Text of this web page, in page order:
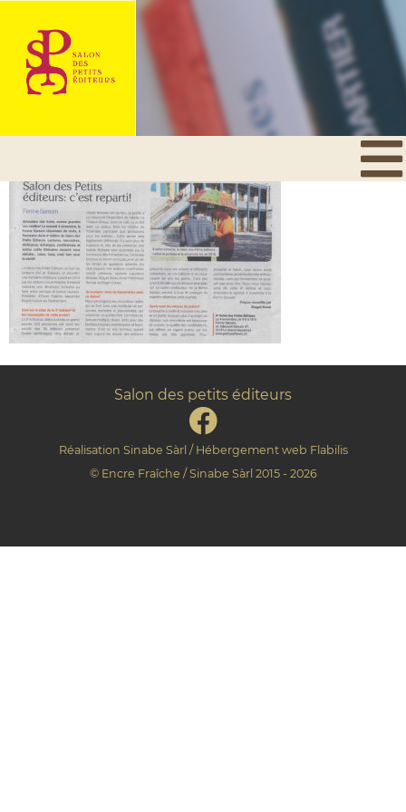
Salon des petits éditeurs
Réalisation Sinabe Sàrl / Hébergement web Flabilis
© Encre Fraîche / Sinabe Sàrl 2015 - 2026